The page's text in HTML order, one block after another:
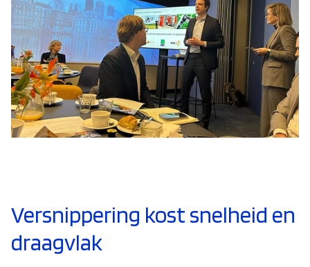
Versnippering kost snelheid en
draagvlak